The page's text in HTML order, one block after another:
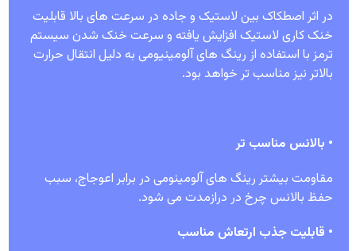
در اثر اصطکاک بین لاستیک و جاده در سرعت های بالا قابلیت
خنک کاری لاستیک افزایش یافته و سرعت خنک شدن سیستم
ترمز با استفاده از رینگ های آلومینیومی به دلیل انتقال حرارت
بالاتر نیز مناسب تر خواهد بود.
• بالانس مناسب تر
مقاومت بیشتر رینگ های آلومینومی در برابر اعوجاج، سبب
حفظ بالانس چرخ در درازمدت می شود.
• قابلیت جذب ارتعاش مناسب